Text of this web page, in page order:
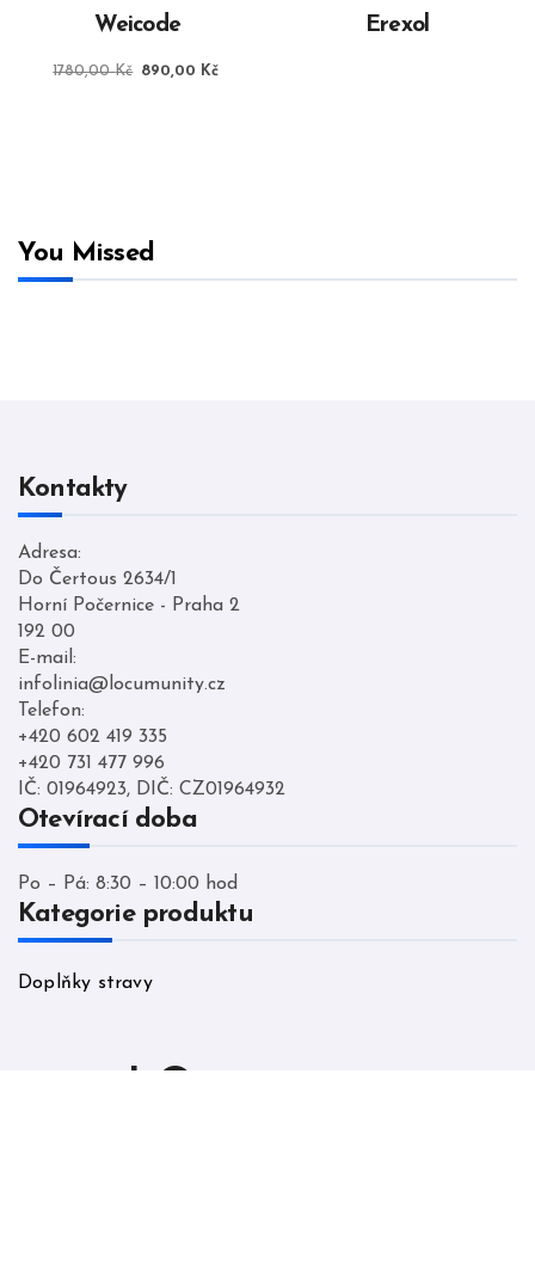
Weicode
1780,00Kč Původní
890,00 Kč
Erexol
You Missed
Kontakty
Adresa:
Do Čertous 2634/1
Horní Počernice - Praha 2
192 00
E-mail:
infolinia@locumunity.cz
Telefon:
+420 602 419 335
+420 731 477 996
IČ: 01964923, DIČ: CZ01964932
Otevírací doba
Po – Pá: 8:30 – 10:00 hod
Kategorie produktu
Doplňky stravy